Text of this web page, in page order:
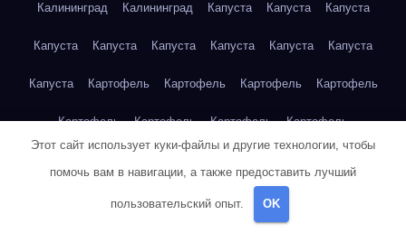
Калининград Калининград Капуста Капуста Капуста
Капуста Капуста Капуста Капуста Капуста Капуста
Капуста Картофель Картофель Картофель Картофель
Картофель Картофель Картофель Картофель
Кейптаун Кейптаун
Этот сайт использует куки-файлы и другие технологии, чтобы
помочь вам в навигации, а также предоставить лучший
пользовательский опыт. OK